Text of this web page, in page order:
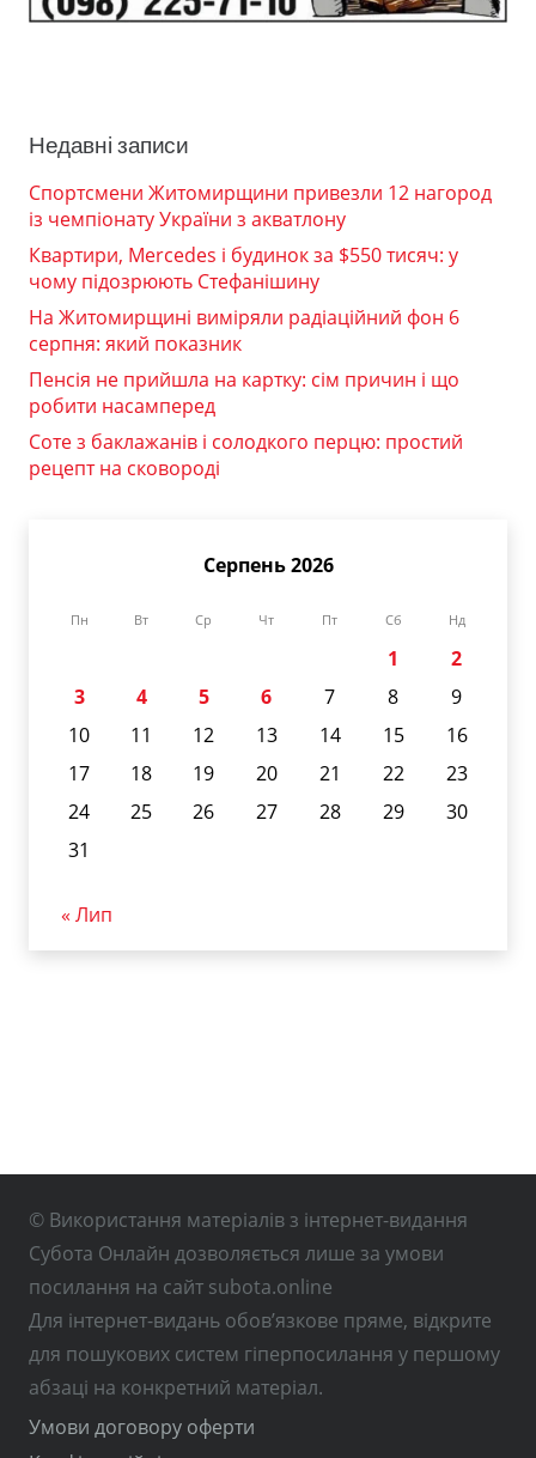
Недавні записи
Спортсмени Житомирщини привезли 12 нагород
із чемпіонату України з акватлону
Квартири, Mercedes і будинок за $550 тисяч: у
чому підозрюють Стефанішину
На Житомирщині виміряли радіаційний фон 6
серпня: який показник
Пенсія не прийшла на картку: сім причин і що
робити насамперед
Соте з баклажанів і солодкого перцю: простий
рецепт на сковороді
Серпень 2026
Пн Вт Ср Чт Пт Сб Нд
1
2
3
4 5 6 7 8
9
10
11 12 13 14 15
16
17
18 19 20 21 22
23
24
25 26 27 28 29
30
31
« Лип
© Використання матеріалів з інтернет-видання
Субота Онлайн дозволяється лише за умови
посилання на сайт subota.online
Для інтернет-видань обов’язкове пряме, відкрите
для пошукових систем гіперпосилання у першому
абзаці на конкретний матеріал.
Умови договору оферти